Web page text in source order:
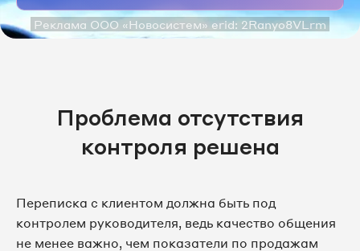
Реклама ООО «Новосистем» erid: 2Ranyo8VLrm
Проблема отсутствия
контроля решена
Переписка с клиентом должна быть под
контролем руководителя, ведь качество общения
не менее важно, чем показатели по продажам